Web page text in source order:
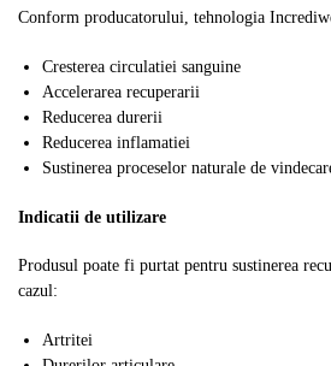
Conform producatorului, tehnologia
Cresterea circulatiei sanguine
Accelerarea recuperarii
Reducerea durerii
Reducerea inflamatiei
Sustinerea proceselor naturale de
Indicatii de utilizare
Produsul poate fi purtat pentru sustinerea
cazul:
Artritei